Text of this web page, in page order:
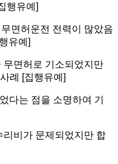
행유예]
면허운전 전력이 많았음
유예]
무면허로 기소되었지만
례 [집행유예]
다는 점을 소명하여 기
리비가 문제되었지만 합